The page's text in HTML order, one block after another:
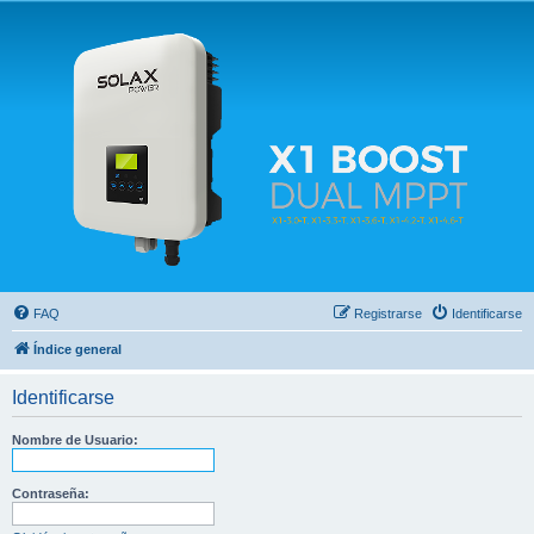
Solax FAQ
Lugar para intercambiar dudas sobre inversores solares Solax y temas relacionados.
FAQ Identificarse
Registrarse
Índice general
Identificarse
Nombre de Usuario:
Contraseña: